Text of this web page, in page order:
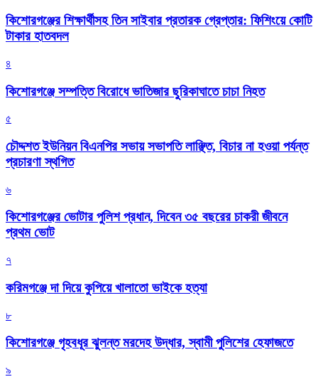
কিশোরগঞ্জের শিক্ষার্থীসহ তিন সাইবার প্রতারক গ্রেপ্তার: ফিশিংয়ে কোটি
টাকার হাতবদল
৪
কিশোরগঞ্জে সম্পত্তি বিরোধে ভাতিজার ছুরিকাঘাতে চাচা নিহত
৫
চৌদ্দশত ইউনিয়ন বিএনপির সভায় সভাপতি লাঞ্ছিত, বিচার না হওয়া পর্যন্ত
প্রচারণা স্থগিত
৬
কিশোরগঞ্জের ভোটার পুলিশ প্রধান, দিবেন ৩৫ বছরের চাকরী জীবনে
প্রথম ভোট
৭
করিমগঞ্জে দা দিয়ে কুপিয়ে খালাতো ভাইকে হত্যা
৮
কিশোরগঞ্জে গৃহবধূর ঝুলন্ত মরদেহ উদ্ধার, স্বামী পুলিশের হেফাজতে
৯